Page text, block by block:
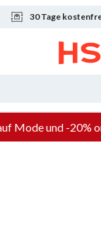
30 Tage
Mode und -20%